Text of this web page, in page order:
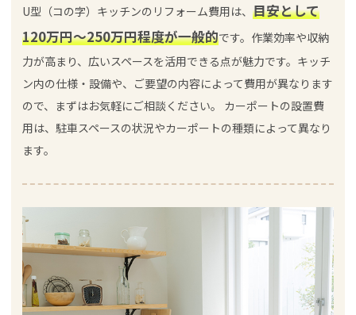
U型（コの字）キッチンのリフォーム費用は、 目安として
120万円～250万円程度が一般的です。作業効率や収納
力が高まり、広いスペースを活用できる点が魅力です。キッチ
ン内の仕様・設備や、ご要望の内容によって費用が異なります
ので、まずはお気軽にご相談ください。 カーポートの設置費
用は、駐車スペースの状況やカーポートの種類によって異なり
ます。